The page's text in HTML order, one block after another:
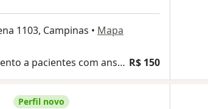
1103, Campinas • Mapa
Acompanhamento a pacientes com ansiedade R$ 150
Perfil novo